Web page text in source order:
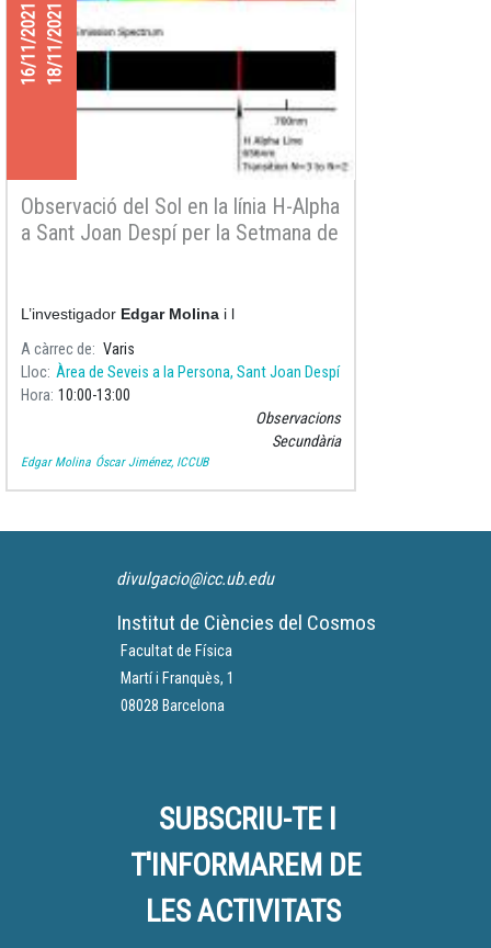
16/11/202118/11/2021
Observació del Sol en la línia H-Alpha
a Sant Joan Despí per la Setmana de
L’investigador Edgar Molina i l
A càrrec de
Varis
Lloc Àrea de Seveis a la Persona, Sant Joan Despí
Hora 10:00 13:00
Observacions
Secundària
Edgar Molina Óscar Jiménez, ICCUB
divulgacio@icc.ub.edu
Institut de Ciències del Cosmos
Facultat de Física
Martí i Franquès, 1
08028 Barcelona
SUBSCRIU-TE I
T'INFORMAREM DE
LES ACTIVITATS